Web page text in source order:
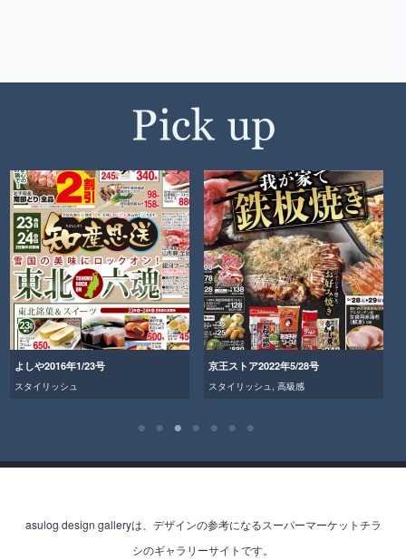
よしや2016年1/23号
スタイリッシュ
京王ストア2022年5/28号
スタイリッシュ 高級感
asulog design galleryは、デザインの参考になるスーパーマーケットチラ
シのギャラリーサイトです。